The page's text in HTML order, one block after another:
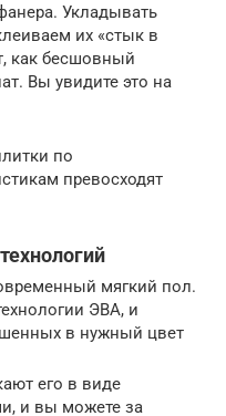
Укладывать
их «стык в
как бесшовный
Вы увидите это на
по
превосходят
мягкий пол.
ЭВА, и
в нужный цвет
его в виде
и вы можете за